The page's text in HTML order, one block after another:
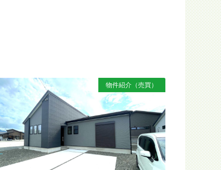
物件紹介（売買）